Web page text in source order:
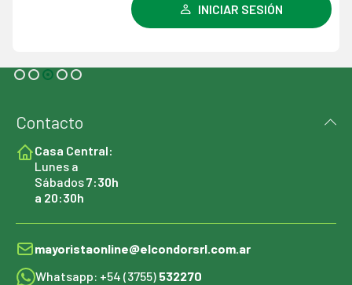
INICIAR SESIÓN
Contacto
Casa Central:
Lunes a
Sábados7:30h
a 20:30h
mayoristaonline@elcondorsrl.com.ar
Whatsapp: +54 (3755) 532270